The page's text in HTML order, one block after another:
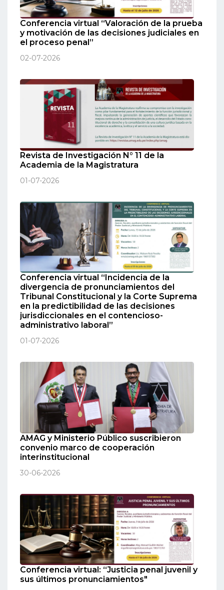
Conferencia virtual “Valoración de la prueba
y motivación de las decisiones judiciales en
el proceso penal”
02-07-2026
Revista de Investigación N° 11 de la
Academia de la Magistratura
01-07-2026
Conferencia virtual “Incidencia de la
divergencia de pronunciamientos del
Tribunal Constitucional y la Corte Suprema
en la predictibilidad de las decisiones
jurisdiccionales en el contencioso-
administrativo laboral”
01-07-2026
AMAG y Ministerio Público suscribieron
convenio marco de cooperación
interinstitucional
30-06-2026
Conferencia virtual: “Justicia penal juvenil y
sus últimos pronunciamientos"